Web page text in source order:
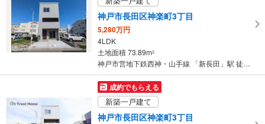
神戸市長田区神楽町3丁目
5,280万円
4LDK
土地面積 73.89m2
神戸市営地下鉄西神・山手線 「新長田」駅 徒歩6分
成約でもらえる
新築一戸建て
神戸市長田区神楽町3丁目